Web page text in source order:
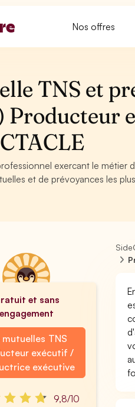
Nos offres
TNS et
Producteur
exercant le métier
et de prévoyances les
et sans
engagement
mutuelles TNS
exécutif /
exécutive
9,8/10